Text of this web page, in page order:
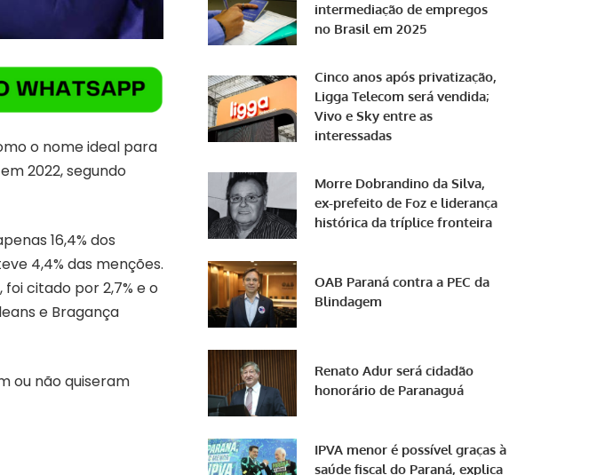
o nome ideal para
2022, segundo
16,4% dos
4,4% das menções.
citado por 2,7% e o
e Bragança
ou não quiseram
intermediação de empregos
no Brasil em 2025
Cinco anos após privatização,
Ligga Telecom será vendida;
Vivo e Sky entre as
interessadas
Morre Dobrandino da Silva,
ex-prefeito de Foz e liderança
histórica da tríplice fronteira
OAB Paraná contra a PEC da
Blindagem
Renato Adur será cidadão
honorário de Paranaguá
IPVA menor é possível graças à
saúde fiscal do Paraná, explica